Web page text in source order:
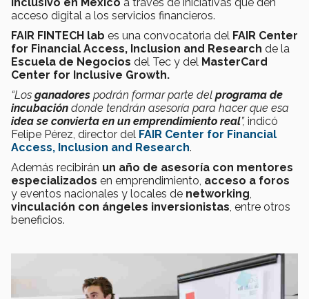
acceso digital a los servicios financieros.
FAIR FINTECH lab es una convocatoria del FAIR Center
for Financial Access, Inclusion and Research de la
Escuela de Negocios del Tec y del MasterCard
Center for Inclusive Growth.
“Los ganadores podrán formar parte del programa de
incubación donde tendrán asesoría para hacer que esa
idea se convierta en un emprendimiento real”, indicó
Felipe Pérez, director del FAIR Center for Financial
Access, Inclusion and Research.
Además recibirán un año de asesoría con mentores
especializados en emprendimiento, acceso a foros
y eventos nacionales y locales de networking
vinculación con ángeles inversionistas , entre otros
beneficios.